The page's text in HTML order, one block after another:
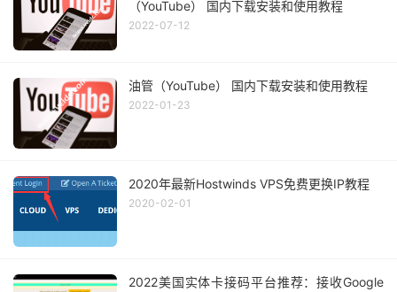
（YouTube） 国内下载安装和使用教程
2022-07-12
油管（YouTube） 国内下载安装和使用教程
2022-01-23
2020年最新Hostwinds VPS免费更换IP教程
2020-02-01
2022美国实体卡接码平台推荐：接收Google